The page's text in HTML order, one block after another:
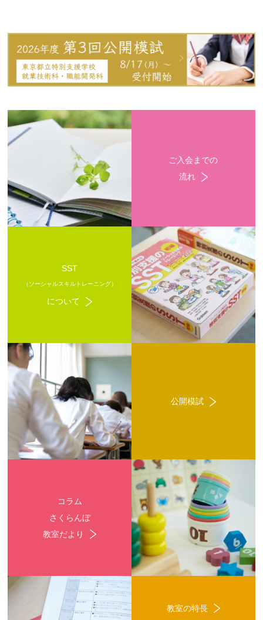
ご入会までの
流れ
SST
（ソーシャルスキルトレーニング）
について
公開模試
コラム
さくらんぼ
教室だより
教室の特長